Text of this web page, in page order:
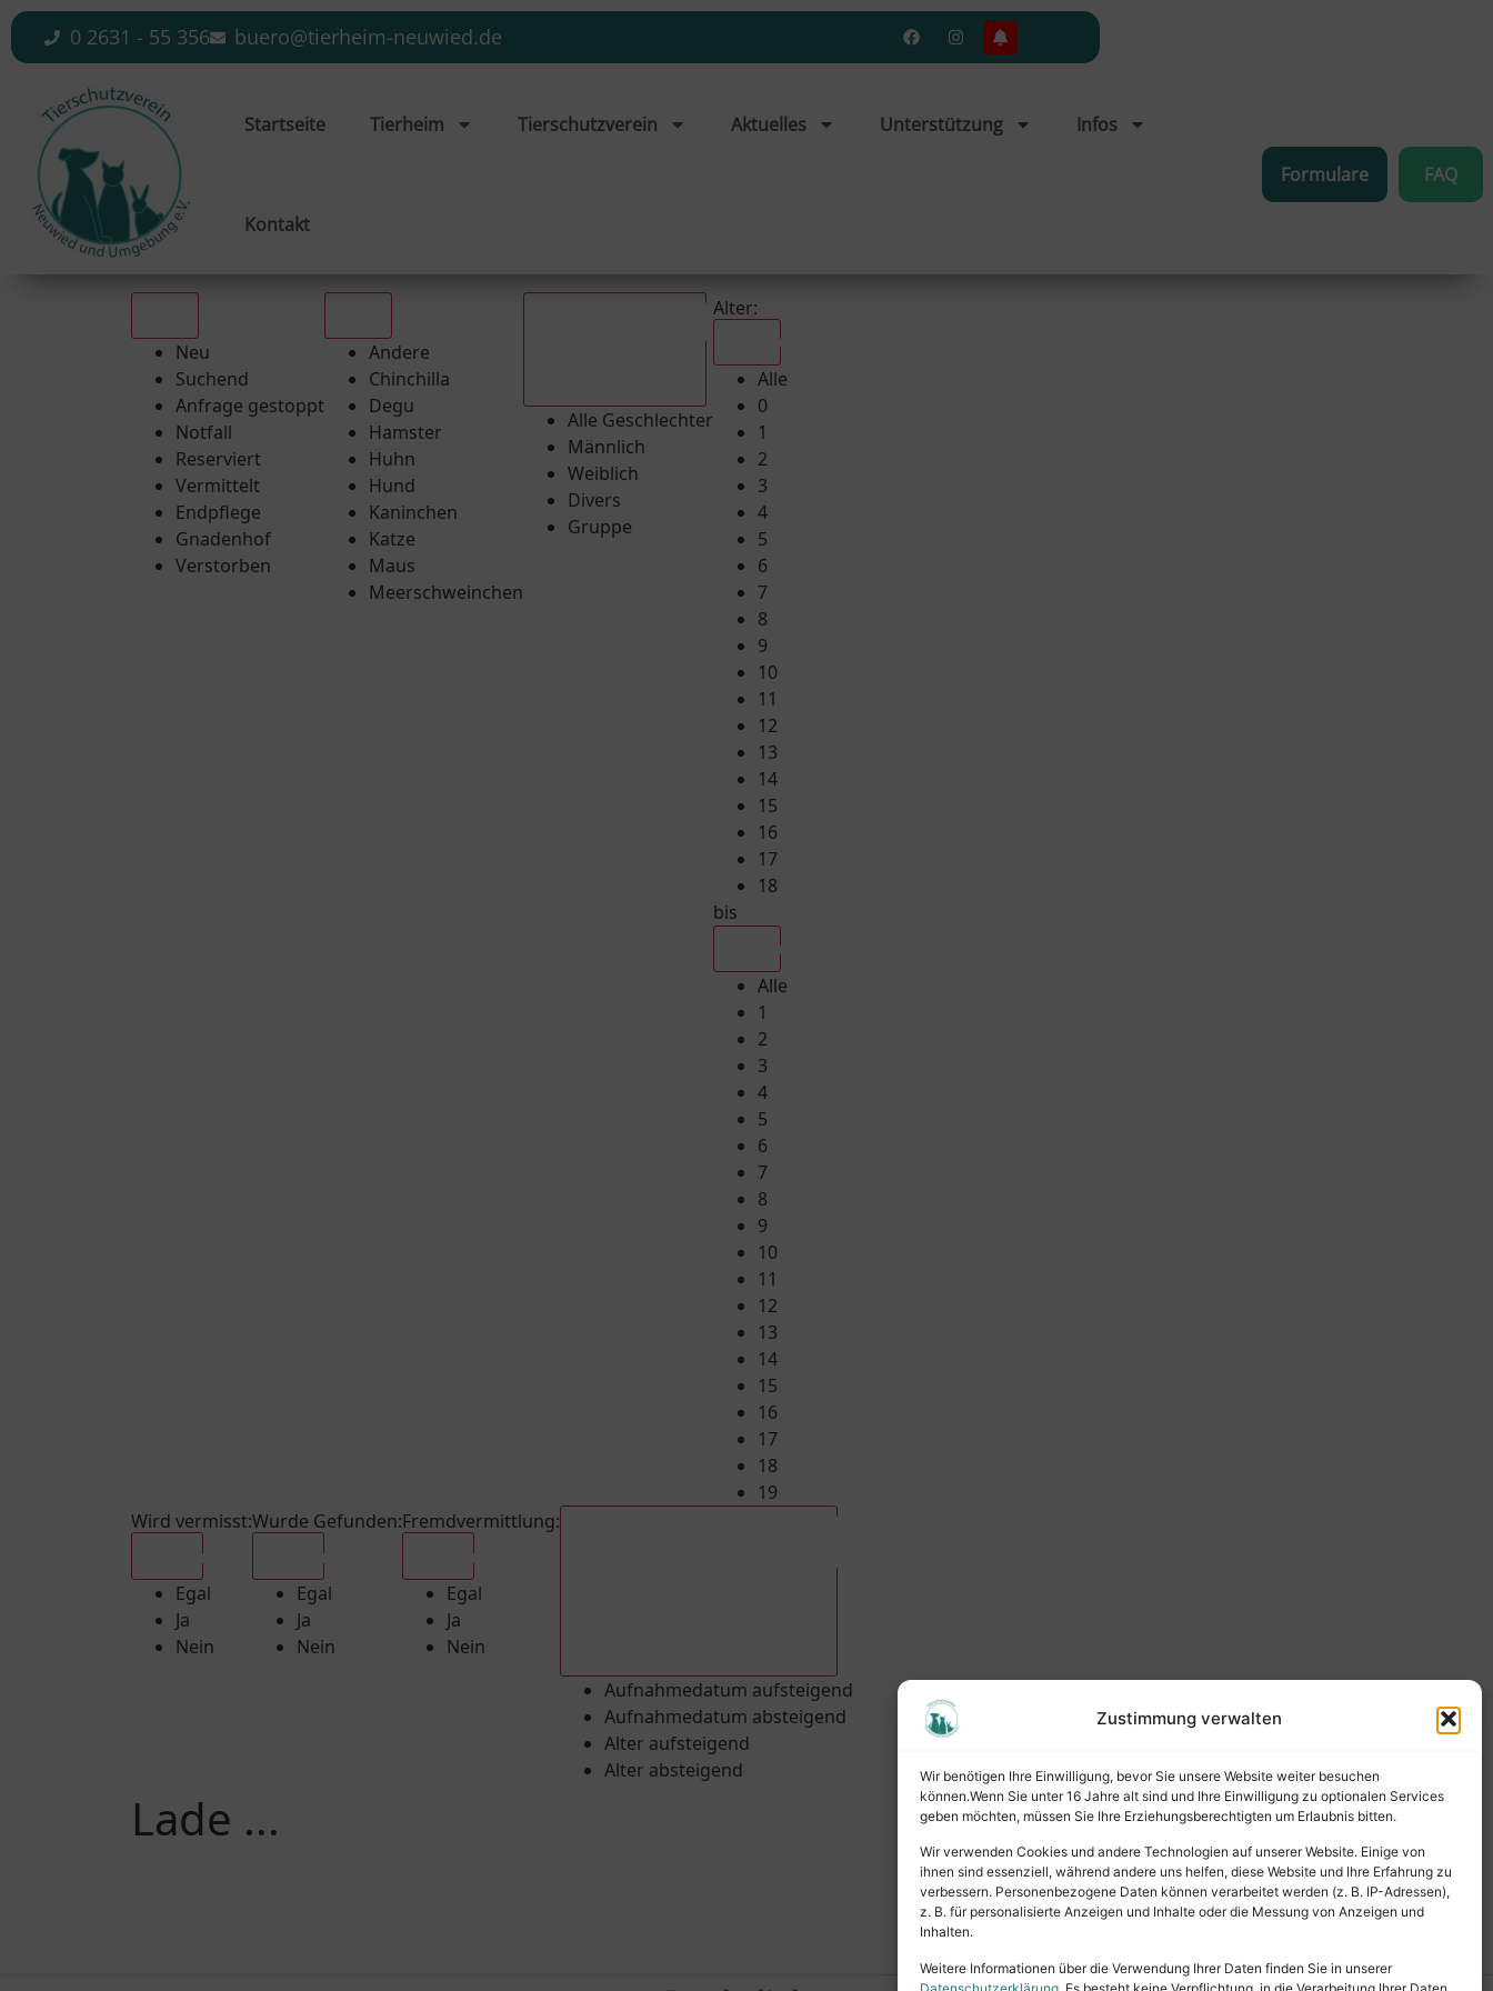
Zustimmung verwalten
Wir benötigen Ihre Einwilligung, bevor Sie unsere Website weiter besuchen
können.Wenn Sie unter 16 Jahre alt sind und Ihre Einwilligung zu optionalen Services
geben möchten, müssen Sie Ihre Erziehungsberechtigten um Erlaubnis bitten.
Wir verwenden Cookies und andere Technologien auf unserer Website. Einige von
ihnen sind essenziell, während andere uns helfen, diese Website und Ihre Erfahrung zu
verbessern. Personenbezogene Daten können verarbeitet werden (z. B. IP-Adressen),
z. B. für personalisierte Anzeigen und Inhalte oder die Messung von Anzeigen und
Inhalten.
Weitere Informationen über die Verwendung Ihrer Daten finden Sie in unserer
0 2631 - 55 356 buero@tierheim-neuwied.de
Startseite Tierheim Tierschutzverein Aktuelles Unterstützung Infos
Kontakt
Formulare FAQ
Neu
Suchend
Anfrage gestoppt
Notfall
Reserviert
Vermittelt
Endpflege
Gnadenhof
Verstorben
Andere
Chinchilla
Degu
Hamster
Huhn
Hund
Kaninchen
Katze
Maus
Meerschweinchen
Alle Geschlechter
Männlich
Weiblich
Divers
Gruppe
Alter:
Alle
0
1
2
3
4
5
6
7
8
9
10
11
12
13
14
15
16
17
18
bis
Alle
1
2
3
4
5
6
7
8
9
10
11
12
13
14
15
16
17
18
19
Wird vermisst:
Egal
Ja
Nein
Wurde Gefunden:
Egal
Ja
Nein
Fremdvermittlung:
Egal
Ja
Nein
Aufnahmedatum aufsteigend
Aufnahmedatum absteigend
Alter aufsteigend
Alter absteigend
Lade ...